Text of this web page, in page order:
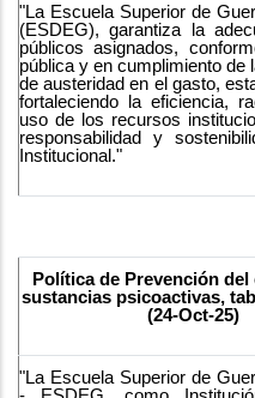
"La Escuela Superior de
(ESDEG), garantiza la
públicos asignados,
pública y en cumplimiento de
de austeridad en el gasto,
fortaleciendo la eficiencia,
uso de los recursos
responsabilidad y
Institucional."
Política de Prevención del
sustancias psicoactivas,
(24-Oct-25)
"La Escuela Superior de